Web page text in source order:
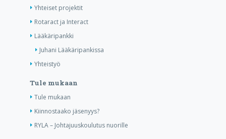
Yhteiset projektit
Rotaract ja Interact
Lääkäripankki
Juhani Lääkäripankissa
Yhteistyö
Tule mukaan
Tule mukaan
Kiinnostaako jäsenyys?
RYLA – Johtajuuskoulutus nuorille